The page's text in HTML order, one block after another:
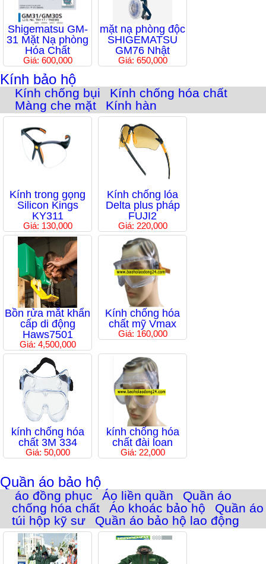
Shigematsu GM-
31 Mặt Nạ phòng
Hóa Chất
Giá: 600,000
mặt nạ phòng độc
SHIGEMATSU
GM76 Nhật
Giá: 650,000
Kính bảo hộ
Kính chống bụi
Kính chống hóa chất
Màng che mặt
Kính hàn
Kính trong gọng
Silicon Kings
KY311
Giá: 130,000
Kính chống lóa
Delta plus pháp
FUJI2
Giá: 220,000
Bồn rửa mắt khẩn
cấp di động
Haws7501
Giá: 4,500,000
Kính chống hóa
chất mỹ Vmax
Giá: 160,000
kính chống hóa
chất 3M 334
Giá: 50,000
kính chống hóa
chất đài loan
Giá: 22,000
Quần áo bảo hộ
áo đồng phục Áo liền quần
Quần áo
chống hóa chất
Áo khoác bảo hộ
Quần áo
túi hộp kỹ sư
Quần áo bảo hộ lao động